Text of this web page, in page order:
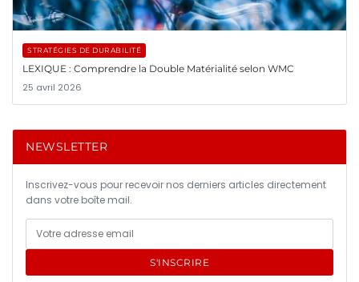
STRATÉGIES DE DURABILITÉ
LEXIQUE : Comprendre la Double Matérialité selon WMC
25 avril 2026
NEWSLETTER
Inscrivez-vous pour recevoir nos derniers articles directement
dans votre boîte mail.
S'INSCRIRE